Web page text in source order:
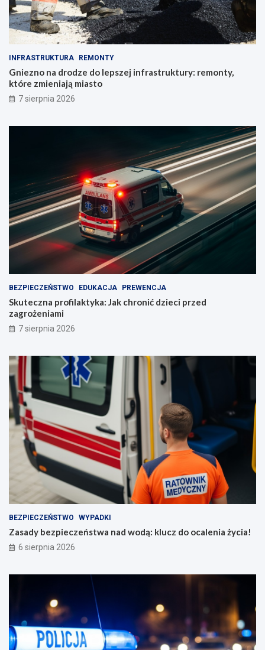
INFRASTRUKTURA REMONTY
Gniezno na drodze do lepszej infrastruktury: remonty,
które zmieniają miasto
7 sierpnia 2026
BEZPIECZEŃSTWO EDUKACJA PREWENCJA
Skuteczna profilaktyka: Jak chronić dzieci przed
zagrożeniami
7 sierpnia 2026
BEZPIECZEŃSTWO WYPADKI
Zasady bezpieczeństwa nad wodą: klucz do ocalenia życia!
6 sierpnia 2026